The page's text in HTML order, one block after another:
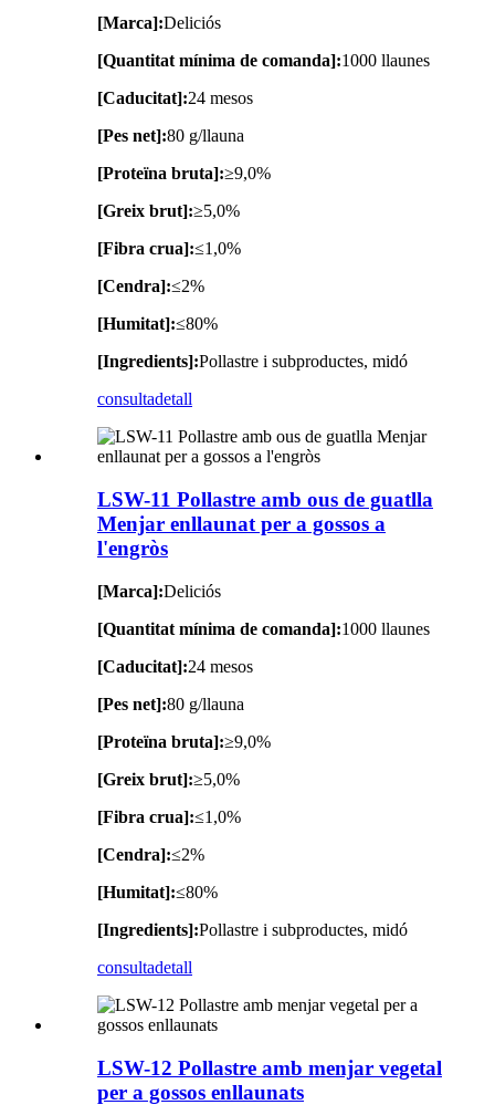
[Marca]:Deliciós
[Quantitat mínima de comanda]:1000 llaunes
[Caducitat]:24 mesos
[Pes net]:80 g/llauna
[Proteïna bruta]:≥9,0%
[Greix brut]:≥5,0%
[Fibra crua]:≤1,0%
[Cendra]:≤2%
[Humitat]:≤80%
[Ingredients]:Pollastre i subproductes, midó
consultadetall
LSW-11 Pollastre amb ous de guatlla
Menjar enllaunat per a gossos a
l'engròs
[Marca]:Deliciós
[Quantitat mínima de comanda]:1000 llaunes
[Caducitat]:24 mesos
[Pes net]:80 g/llauna
[Proteïna bruta]:≥9,0%
[Greix brut]:≥5,0%
[Fibra crua]:≤1,0%
[Cendra]:≤2%
[Humitat]:≤80%
[Ingredients]:Pollastre i subproductes, midó
consultadetall
LSW-12 Pollastre amb menjar vegetal
per a gossos enllaunats